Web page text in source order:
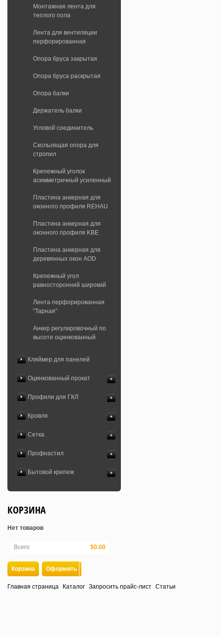
Монтажная лента для
теплого пола
Лента для вентиляции
перфорированная
Опора бруса закрытая
Опора бруса раскрытая
Опора балки
Держатель балки
Угловой соединитель
Скользящая опора для
стропил
Крепежный уголок
асимметричный усиленный
Пластина анкерная для
оконного профиля REHAU
Пластина анкерная для
оконного профиля KBE
Пластина анкерная для
деревянных окон AOD
Крепежный угол
равносторонний широкий
Лента перфорированная
"Тарная"
Анкер регулировочный по
высоте оцинкованный
Кляймер для панелей
Оцинкованный прокат
Профили для ГКЛ
Кровля
Сетка
Профнастил
Бытовой крепеж
КОРЗИНА
Нет товаров
Всего $0.00
Корзина Оформить
Главная страница Каталог Запросить прайс-лист Статьи